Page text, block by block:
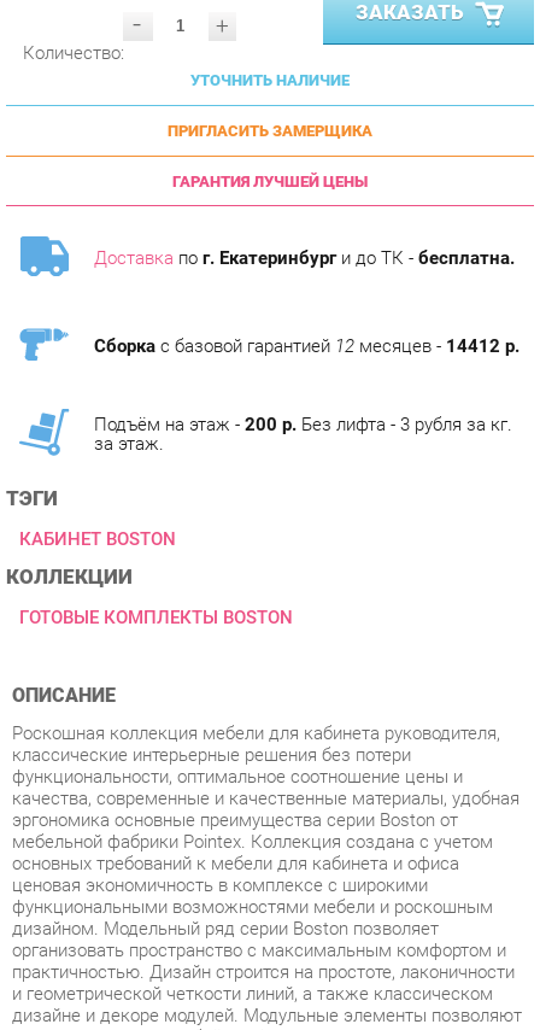
УТОЧНИТЬ НАЛИЧИЕ
ПРИГЛАСИТЬ ЗАМЕРЩИКА
ГАРАНТИЯ ЛУЧШЕЙ ЦЕНЫ
Доставкапог. Екатеринбурги до ТК -бесплатна.
ТЭГИ
КОЛЛЕКЦИИ
ГОТОВЫЕ КОМПЛЕКТЫ BOSTON
ОПИСАНИЕ
классические интерьерные решения без потери
функциональности, оптимальное соотношение цены и
качества, современные и качественные материалы, удобная
эргономика основные преимущества серии Boston от
мебельной фабрики Pointex. Коллекция создана с учетом
основных требований к мебели для кабинета и офиса
ценовая экономичность в комплексе с широкими
функциональными возможностями мебели и роскошным
дизайном. Модельный ряд серии Boston позволяет
организовать пространство с максимальным комфортом и
практичностью. Дизайн строится на простоте, лаконичности
и геометрической четкости линий, а также классическом
дизайне и декоре модулей. Модульные элементы позволяют
создать комплект любой конфигурации и под разные
размеры помещения. Мебель этой серии
многофункциональна, эргономична, удобна, проста и
долговечна в процессе эксплуатации покрытие материалов